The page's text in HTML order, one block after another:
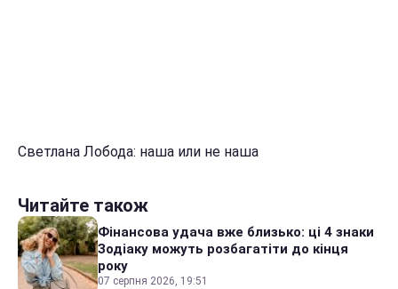
Светлана Лобода: наша или не наша
Читайте також
Фінансова удача вже близько: ці 4 знаки
Зодіаку можуть розбагатіти до кінця
року
07 серпня 2026, 19:51